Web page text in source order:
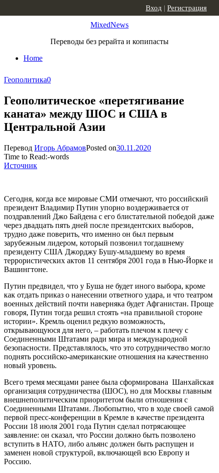
MixedNews
Переводы без рерайта и копипасты
Home
Вход | Регистрация
Геополитика0
Геополитическое «перетягивание
каната» между ШОС и США в
Центральной Азии
Перевод Игорь АбрамовPosted on30.11.2020
Time to Read:-words
Источник
Сегодня, когда все мировые СМИ отмечают, что российский
президент Владимир Путин упорно воздерживается от
поздравлений Джо Байдена с его блистательной победой даже
через двадцать пять дней после президентских выборов,
трудно даже поверить, что именно он был первым
зарубежным лидером, который позвонил тогдашнему
президенту США Джорджу Бушу-младшему во время
террористических актов 11 сентября 2001 года в Нью-Йорке и
Вашингтоне.
Путин предвидел, что у Буша не будет иного выбора, кроме
как отдать приказ о нанесении ответного удара, и что театром
военных действий почти наверняка будет Афганистан. Проще
говоря, Путин тогда решил стоять «на правильной стороне
истории». Кремль оценил редкую возможность,
открывающуюся для него, – работать плечом к плечу с
Соединенными Штатами ради мира и международной
безопасности. Представлялось, что это сотрудничество могло
поднять российско-американские отношения на качественно
новый уровень.
Всего тремя месяцами ранее была сформирована Шанхайская
организация сотрудничества (ШОС), но для Москвы главным
внешнеполитическим приоритетом были отношения с
Соединенными Штатами. Любопытно, что в ходе своей самой
первой пресс-конференции в Кремле в качестве президента
России 18 июля 2001 года Путин сделал потрясающее
заявление: он сказал, что России должно быть позволено
вступить в НАТО, либо альянс должен быть распущен и
заменен новой структурой, включающей всю Европу и
Россию.